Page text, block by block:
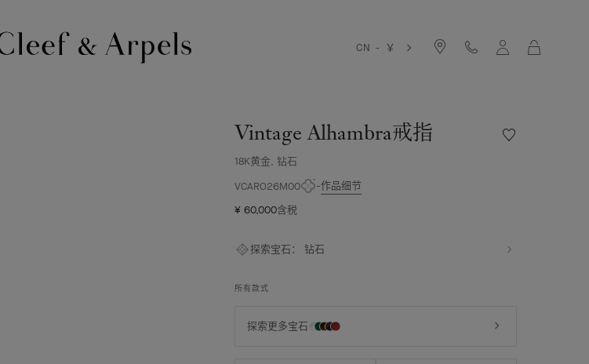
CN - ￥
Vintage Alhambra戒指
18K黄金, 钻石
愿
指
VCARO26M00
作品细节
¥ 60,000含税
探索宝石： 钻石
所有款式
探索更多宝石